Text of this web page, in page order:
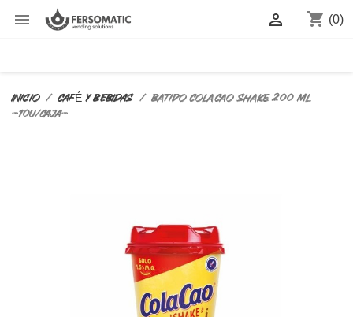
 shopping_cart (0)

Inicio CAFÉ Y BEBIDAS
Batido ColaCao Shake 200 ml
-10U/CAJA-